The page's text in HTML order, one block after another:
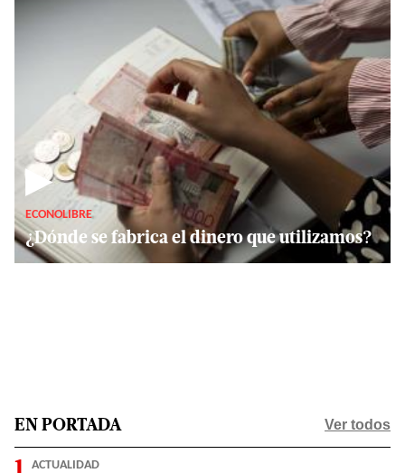
▶
ECONOLIBRE
¿Dónde se fabrica el dinero que utilizamos?
EN PORTADA Ver todos
ACTUALIDAD